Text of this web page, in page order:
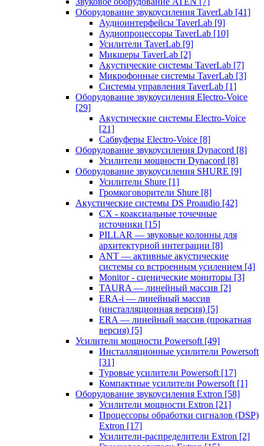
Оборудование звукоусиления TaverLab [41]
Аудиоинтерфейсы TaverLab [9]
Аудиопроцессоры TaverLab [10]
Усилители TaverLab [9]
Микшеры TaverLab [2]
Акустические системы TaverLab [7]
Микрофонные системы TaverLab [3]
Системы управления TaverLab [1]
Оборудование звукоусиления Electro-Voice
[29]
Акустические системы Electro-Voice
[21]
Сабвуферы Electro-Voice [8]
Оборудование звукоусиления Dynacord [8]
Усилители мощности Dynacord [8]
Оборудование звукоусиления SHURE [9]
Усилители Shure [1]
Громкоговорители Shure [8]
Акустические системы DS Proaudio [42]
CX - коаксиальные точечные
источники [15]
PILLAR — звуковые колонны для
архитектурной интеграции [8]
ANT — активные акустические
системы со встроенным усилением [4]
Monitor - сценические мониторы [3]
TAURA — линейный массив [2]
ERA-i — линейный массив
(инсталляционная версия) [5]
ERA — линейный массив (прокатная
версия) [5]
Усилители мощности Powersoft [49]
Инсталляционные усилители Powersoft
[31]
Туровые усилители Powersoft [17]
Компактные усилители Powersoft [1]
Оборудование звукоусиления Extron [58]
Усилители мощности Extron [21]
Процессоры обработки сигналов (DSP)
Extron [17]
Усилители-распределители Extron [2]